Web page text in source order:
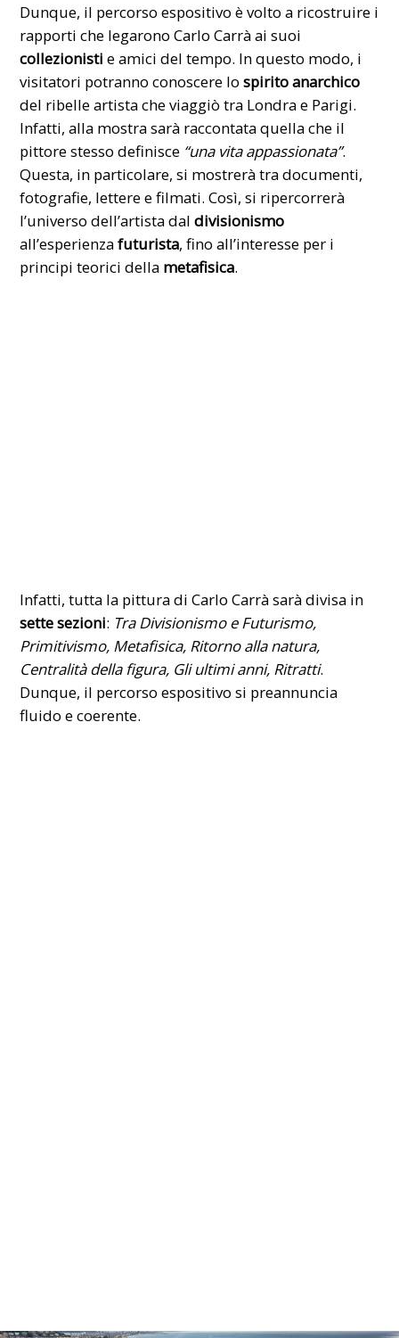
Dunque, il percorso espositivo è volto a ricostruire i
rapporti che legarono Carlo Carrà ai suoi
collezionisti e amici del tempo. In questo modo, i
visitatori potranno conoscere lospirito anarchico
del ribelle artista che viaggiò tra Londra e Parigi.
Infatti, alla mostra sarà raccontata quella che il
pittore stesso definisce “una vita appassionata”.
Questa, in particolare, si mostrerà tra documenti,
fotografie, lettere e filmati. Così, si ripercorrerà
l’universo dell’artista daldivisionismo
all’esperienzafuturista, fino all’interesse per i
principi teorici della metafisica.
Infatti, tutta la pittura di Carlo Carrà sarà divisa in
sette sezioni: Tra Divisionismo e Futurismo,
Primitivismo, Metafisica, Ritorno alla natura,
Centralità della figura, Gli ultimi anni, Ritratti.
Dunque, il percorso espositivo si preannuncia
fluido e coerente.